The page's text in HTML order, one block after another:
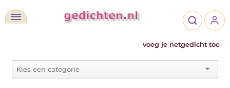
voeg je netgedicht toe